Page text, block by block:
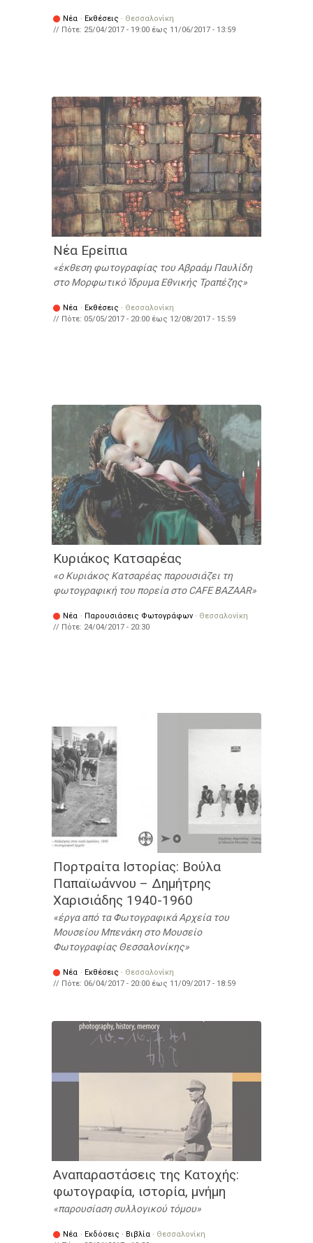
Νέα · Εκθέσεις · Θεσσαλονίκη
// Πότε: 25/04/2017 - 19:00 έως 11/06/2017 - 13:59
Νέα Ερείπια
έκθεση φωτογραφίας του Αβραάμ Παυλίδη
στο Μορφωτικό Ίδρυμα Εθνικής Τραπέζης
Νέα · Εκθέσεις · Θεσσαλονίκη
// Πότε: 05/05/2017 - 20:00 έως 12/08/2017 - 15:59
Κυριάκος Κατσαρέας
ο Κυριάκος Κατσαρέας παρουσιάζει τη
φωτογραφική του πορεία στο CAFE BAZAAR
Νέα · Παρουσιάσεις Φωτογράφων · Θεσσαλονίκη
// Πότε: 24/04/2017 - 20:30
Πορτραίτα Ιστορίας: Βούλα
Παπαϊωάννου – Δημήτρης
Χαρισιάδης 1940-1960
έργα από τα Φωτογραφικά Αρχεία του
Μουσείου Μπενάκη στο Μουσείο
Φωτογραφίας Θεσσαλονίκης
Νέα · Εκθέσεις · Θεσσαλονίκη
// Πότε: 06/04/2017 - 20:00 έως 11/09/2017 - 18:59
Αναπαραστάσεις της Κατοχής:
φωτογραφία, ιστορία, μνήμη
παρουσίαση συλλογικού τόμου
Νέα · Εκδόσεις · Βιβλία · Θεσσαλονίκη